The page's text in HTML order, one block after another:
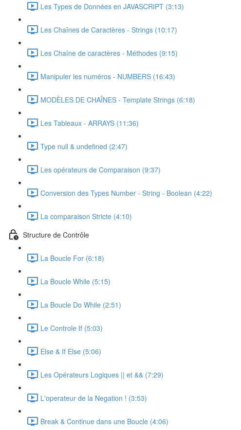
Les Types de Données en JAVASCRIPT (3:13)
Les Chaînes de Caractères - Strings (10:17)
Les Chaîne de caractères - Méthodes (9:15)
Manipuler les numéros - NUMBERS (16:43)
MODÈLES DE CHAÎNES - Template Strings (6:18)
Les Tableaux - ARRAYS (11:36)
Type null & undefined (2:47)
Les opérateurs de Comparaison (9:37)
Conversion des Types Number - String - Boolean (4:22)
La comparaison Stricte (4:10)
Structure de Contrôle
La Boucle For (6:18)
La Boucle While (5:15)
La Boucle Do While (2:51)
Le Controle If (5:03)
Else & If Else (5:06)
Les Opérateurs Logiques || et && (7:29)
L'operateur de la Negation ! (3:53)
Break & Continue dans une Boucle (4:06)